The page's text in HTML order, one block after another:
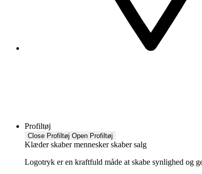
Profiltøj
Close Profiltøj Open Profiltøj
Klæder skaber mennesker skaber salg
Logotryk er en kraftfuld måde at skabe synlighed og